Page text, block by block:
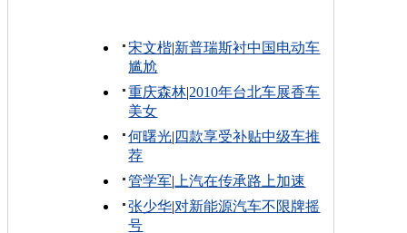
宋文楷|新普瑞斯衬中国电动车
尴尬
重庆森林|2010年台北车展香车
美女
何曙光| 四款享受补贴中级车推
荐
管学军| 上汽在传承路上加速
张少华|对新能源汽车不限牌摇
号